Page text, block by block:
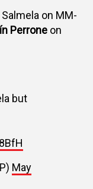
on MM-
Perrone on
but
May